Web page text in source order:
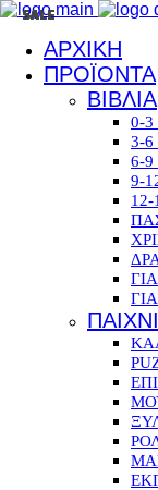
ΑΡΧΙΚΗ
ΠΡΟΪΟΝΤΑ
ΒΙΒΛΙΑ
0-
3-
6-
9-
SALE
SALE
SALE
SALE
SALE
SALE
SALE